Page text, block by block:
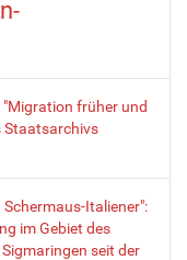
"Migration früher und
Staatsarchivs
Italiener":
im Gebiet des
seit der